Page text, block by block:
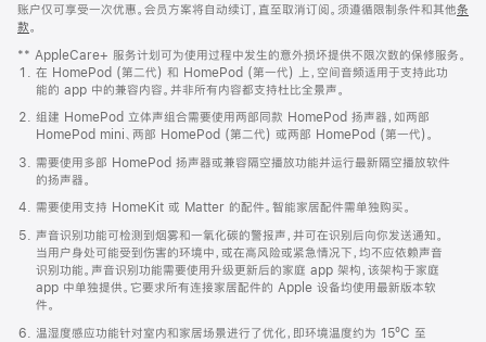
账户仅可享受一次优惠。会员方案将自动续订，直至取消订阅。须遵循限制条件和其他条
款。
窗
口
中
打
开)
** AppleCare+ 服务计划可为使用过程中发生的意外损坏提供不限次数的保修服务。
在 HomePod (第二代) 和 HomePod (第一代) 上，空间音频适用于支持此功
能的 app 中的兼容内容。并非所有内容都支持杜比全景声。
组建 HomePod 立体声组合需要使用两部同款 HomePod 扬声器，如两部
HomePod mini、两部 HomePod (第二代) 或两部 HomePod (第一代)。
需要使用多部 HomePod 扬声器或兼容隔空播放功能并运行最新隔空播放软件
的扬声器。
需要使用支持 HomeKit 或 Matter 的配件。智能家居配件需单独购买。
声音识别功能可检测到烟雾和一氧化碳的警报声，并可在识别后向你发送通知。
当用户身处可能受到伤害的环境中，或在高风险或紧急情况下，均不应依赖声音
识别功能。声音识别功能需要使用升级更新后的家庭 app 架构，该架构于家庭
app 中单独提供。它要求所有连接家居配件的 Apple 设备均使用最新版本软
件。
温湿度感应功能针对室内和家居场景进行了优化，即环境温度约为 15ºC 至